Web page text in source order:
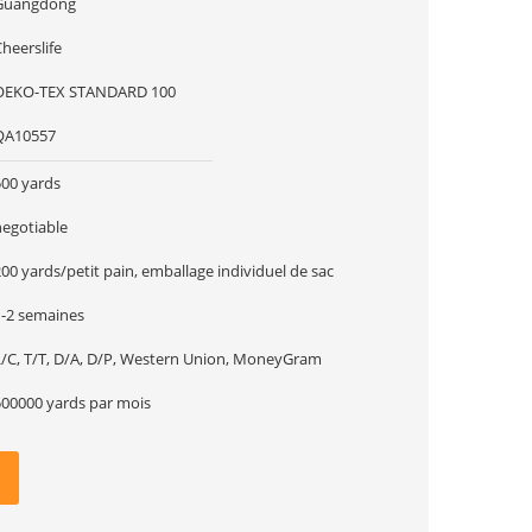
TEX STANDARD 100
yards
yards/petit pain, emballage individuel de sac
2 semaines
C, T/T, D/A, D/P, Western Union, MoneyGram
yards par mois